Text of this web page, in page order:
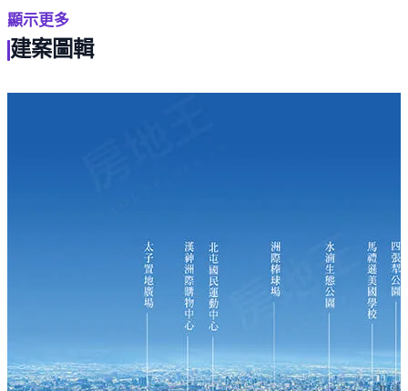
車位共規劃160個平面車位，休閒設施有接待大廳、中庭
花園、空中花園、交誼廳、閱覽室、視聽室、健身房、瑜
珈教室、廚藝教室、信箱區，結構採RC鋼筋混凝土。
交通方面，有國道一號及74號快速道路可利用，輕鬆往來
顯示更多
建案圖輯